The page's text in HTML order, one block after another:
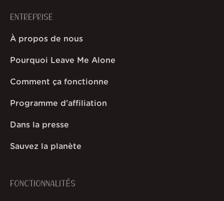
ENTREPRISE
À propos de nous
Pourquoi Leave Me Alone
Comment ça fonctionne
Programme d'affiliation
Dans la presse
Sauvez la planète
FONCTIONNALITÉS